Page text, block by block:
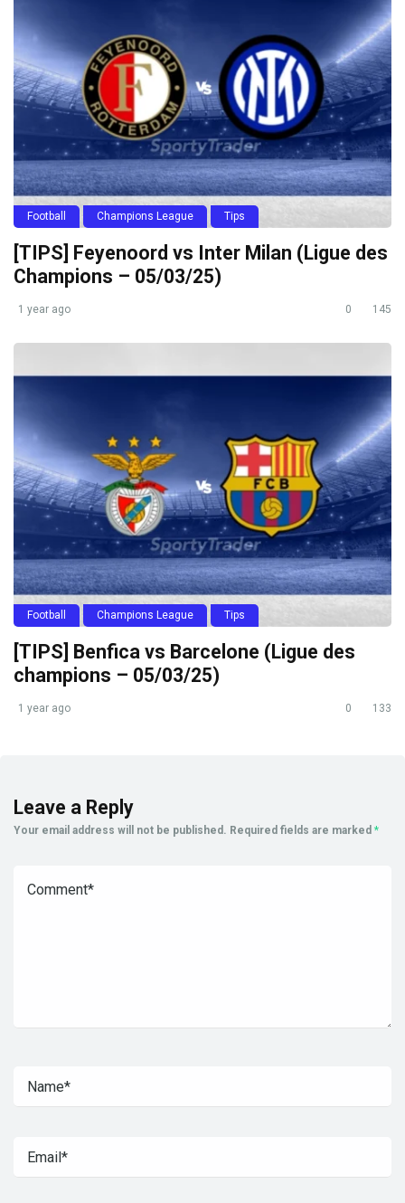
Football Champions League Tips
[TIPS] Feyenoord vs Inter Milan (Ligue des
Champions – 05/03/25)
1 year ago 0 145
Football Champions League Tips
[TIPS] Benfica vs Barcelone (Ligue des
champions – 05/03/25)
1 year ago 0 133
Leave a Reply
Your email address will not be published. Required fields are marked *